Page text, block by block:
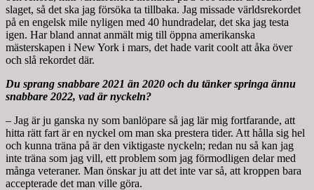
slaget, så det ska jag försöka ta tillbaka. Jag missade världsrekordet
på en engelsk mile nyligen med 40 hundradelar, det ska jag testa
igen. Har bland annat anmält mig till öppna amerikanska
mästerskapen i New York i mars, det hade varit coolt att åka över
och slå rekordet där.
Du sprang snabbare 2021 än 2020 och du tänker springa ännu
snabbare 2022, vad är nyckeln?
– Jag är ju ganska ny som banlöpare så jag lär mig fortfarande, att
hitta rätt fart är en nyckel om man ska prestera tider. Att hålla sig hel
och kunna träna på är den viktigaste nyckeln; redan nu så kan jag
inte träna som jag vill, ett problem som jag förmodligen delar med
många veteraner. Man önskar ju att det inte var så, att kroppen bara
accepterade det man ville göra.